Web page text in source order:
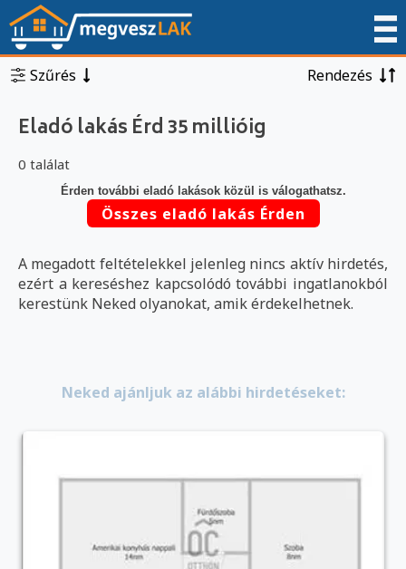
Szűrés Rendezés
Eladó lakás Érd 35 millióig
0 találat
Érden további eladó lakások közül is válogathatsz.
Összes eladó lakás Érden
A megadott feltételekkel jelenleg nincs aktív hirdetés,
ezért a kereséshez kapcsolódó további ingatlanokból
kerestünk Neked olyanokat, amik érdekelhetnek.
Neked ajánljuk az alábbi hirdetéseket: